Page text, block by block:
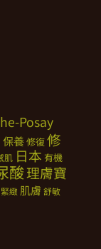
Posay
保養修復修
肌 日本 有機
酸理膚寶
緊緻 肌膚 舒敏